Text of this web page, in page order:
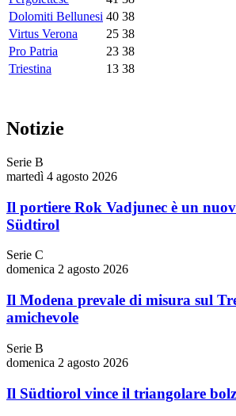
Dolomiti Bellunesi 40 38
Virtus Verona
25 38
Pro Patria
23 38
Triestina
13 38
Notizie
Serie B
martedì 4 agosto 2026
Il portiere Rok Vadjunec è un
Südtirol
Serie C
domenica 2 agosto 2026
Il Modena prevale di misura sul
amichevole
Serie B
domenica 2 agosto 2026
Il Südtiorol vince il triangolare